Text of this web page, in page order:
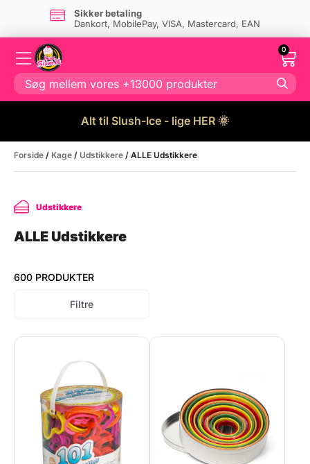
Sikker betaling
Dankort, MobilePay, VISA, Mastercard, EAN
0
Alt til Slush-Ice - lige HER 🌞
Forside / Kage / Udstikkere / ALLE Udstikkere
Udstikkere
ALLE Udstikkere
600 PRODUKTER
Filtre